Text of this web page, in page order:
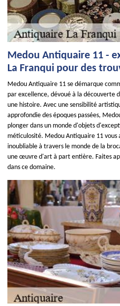
Medou Antiquaire 11 -
La Franqui pour des
Medou Antiquaire 11 se démarque
par excellence, dévoué à la découverte
une histoire. Avec une sensibilité
approfondie des époques passées,
plonger dans un monde d'objets
méticulosité. Medou Antiquaire 11 vous
inoubliable à travers le monde de la
une œuvre d'art à part entière. Faites
dans ce domaine.